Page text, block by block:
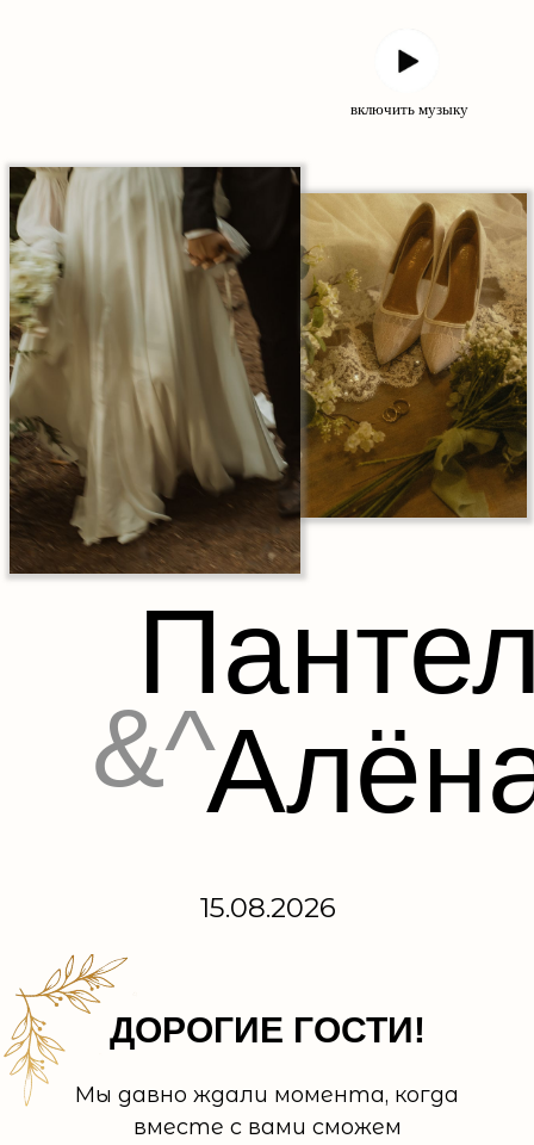
&^
15.08.2026
включить музыку
ДОРОГИЕ ГОСТИ!
Мы давно ждали момента, когда
вместе с вами сможем